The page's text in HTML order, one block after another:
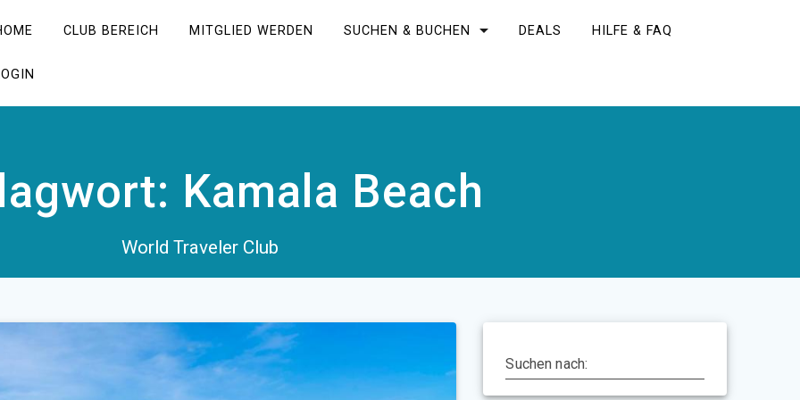
CLUB BEREICH MITGLIED WERDEN SUCHEN & BUCHEN DEALS HILFE & FAQ
Kamala Beach
World Traveler Club
Suchen nach: